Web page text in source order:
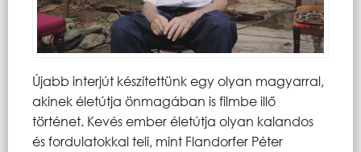
Újabb interjút készítettünk egy olyan magyarral,
akinek életútja önmagában is filmbe illő
történet. Kevés ember életútja olyan kalandos
és fordulatokkal teli, mint Flandorfer Péter